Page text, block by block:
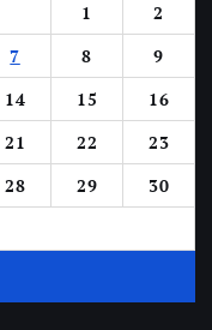
1
2
7 8
9
14 15
16
21 22
23
28 29
30